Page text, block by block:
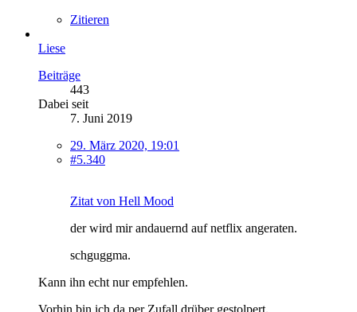
Zitieren
Liese
Beiträge
443
Dabei seit
7. Juni 2019
29. März 2020, 19:01
#5.340
Zitat von Hell Mood
der wird mir andauernd auf netflix angeraten.
schguggma.
Kann ihn echt nur empfehlen.
Vorhin bin ich da per Zufall drüber gestolpert.